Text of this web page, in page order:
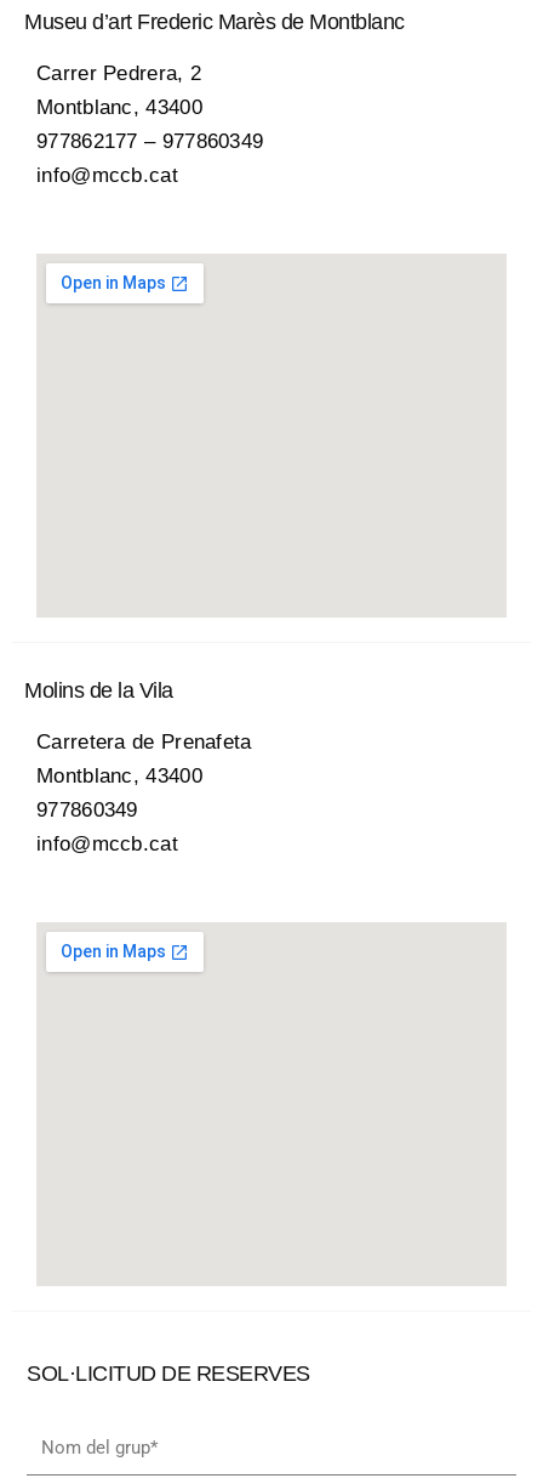
Museu d’art Frederic Marès de Montblanc
Carrer Pedrera, 2
Montblanc, 43400
977862177 – 977860349
info@mccb.cat
Molins de la Vila
Carretera de Prenafeta
Montblanc, 43400
977860349
info@mccb.cat
SOL·LICITUD DE RESERVES